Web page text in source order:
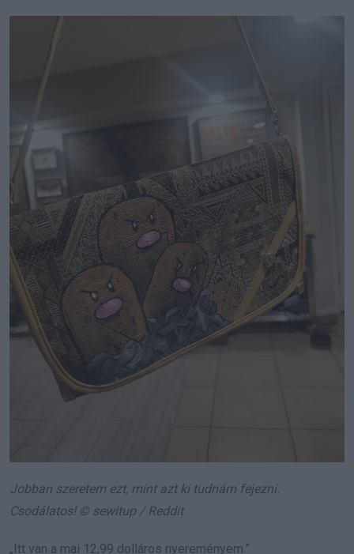
Jobban szeretem ezt, mint azt ki tudnám fejezni.
Csodálatos! © sewitup / Reddit
„Itt van a mai 12,99 dolláros nyereményem.”